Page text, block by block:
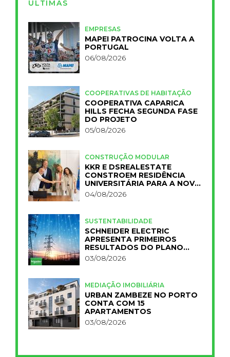
ÚLTIMAS
EMPRESAS
MAPEI PATROCINA VOLTA A
PORTUGAL
06/08/2026
COOPERATIVAS DE HABITAÇÃO
COOPERATIVA CAPARICA
HILLS FECHA SEGUNDA FASE
DO PROJETO
05/08/2026
CONSTRUÇÃO MODULAR
KKR E DSREALESTATE
CONSTROEM RESIDÊNCIA
UNIVERSITÁRIA PARA A NOVA
FCT
04/08/2026
SUSTENTABILIDADE
SCHNEIDER ELECTRIC
APRESENTA PRIMEIROS
RESULTADOS DO PLANO
IMPACT 2030
03/08/2026
MEDIAÇÃO IMOBILIÁRIA
URBAN ZAMBEZE NO PORTO
CONTA COM 15
APARTAMENTOS
03/08/2026